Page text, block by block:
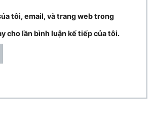
tôi, email, và trang web trong
cho lần bình luận kế tiếp của tôi.